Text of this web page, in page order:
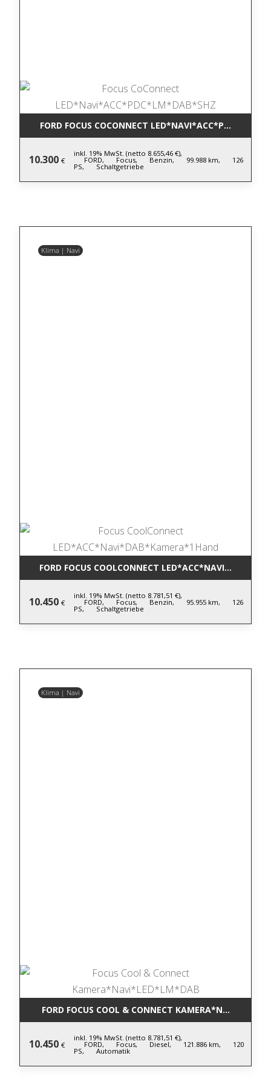
FORD FOCUS COCONNECT
10.300 €
inkl. 19% MwSt. (netto 8.655,46 €),
FORD, Focus, Benzin, 99.988 km, 126
PS, Schaltgetriebe
Klima | Navi
FORD FOCUS COOLCONNECT
10.450 €
inkl. 19% MwSt. (netto 8.781,51 €),
FORD, Focus, Benzin, 95.955 km, 126
PS, Schaltgetriebe
Klima | Navi
FORD FOCUS COOL & CONNECT
10.450 €
inkl. 19% MwSt. (netto 8.781,51 €),
FORD, Focus, Diesel, 121.886 km, 120
PS, Automatik